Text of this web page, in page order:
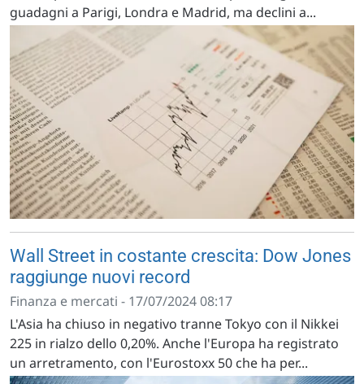
guadagni a Parigi, Londra e Madrid, ma declini a...
Wall Street in costante crescita: Dow Jones
raggiunge nuovi record
Finanza e mercati - 17/07/2024 08:17
L'Asia ha chiuso in negativo tranne Tokyo con il Nikkei
225 in rialzo dello 0,20%. Anche l'Europa ha registrato
un arretramento, con l'Eurostoxx 50 che ha per...